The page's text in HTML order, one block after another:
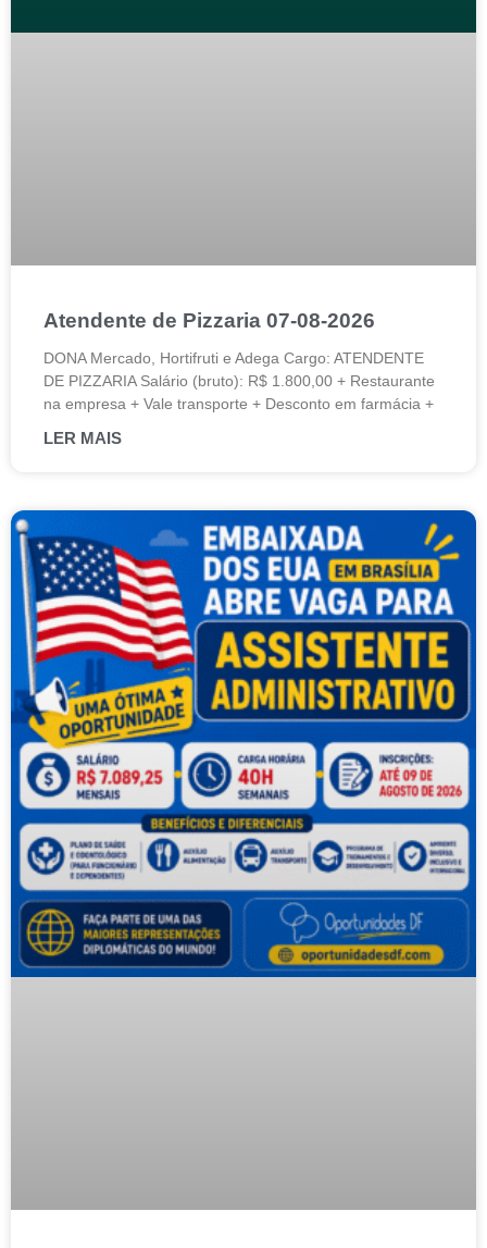
Atendente de Pizzaria 07-08-2026
DONA Mercado, Hortifruti e Adega Cargo: ATENDENTE
DE PIZZARIA Salário (bruto): R$ 1.800,00 + Restaurante
na empresa + Vale transporte + Desconto em farmácia +
LER MAIS